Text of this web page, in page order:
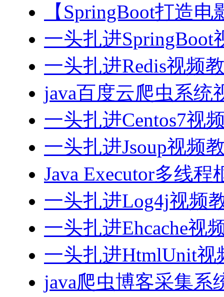
【SpringBoot打造
一头扎进SpringBoot
一头扎进Redis视频
java百度云爬虫系统
一头扎进Centos7视
一头扎进Jsoup视频
Java Executor多线
一头扎进Log4j视频
一头扎进Ehcache视
一头扎进HtmlUnit视
java爬虫博客采集系